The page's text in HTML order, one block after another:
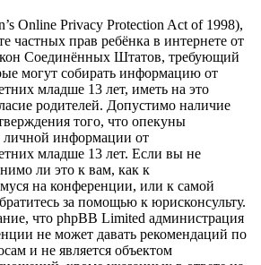
Online Privacy Protection Act of 1998),
частных прав ребёнка в интернете от
Соединённых Штатов, требующий
могут собирать информацию от
младше 13 лет, иметь на это
родителей. Допустимо наличие
того, что опекуны
личной информации от
младше 13 лет. Если вы не
ли это к вам, как к
на конференции, или к самой
за помощью к юрисконсульту.
что phpBB Limited администрация
не может давать рекомендаций по
и не является объектом